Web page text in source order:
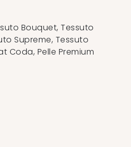
Bouquet, Tessuto
Supreme, Tessuto
Coda, Pelle Premium